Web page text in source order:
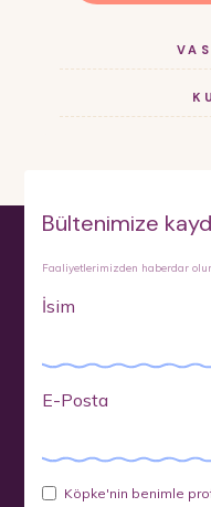
Bültenimize
Faaliyetlerimizden haberdar
İsim
E-Posta
Köpke'nin benimle